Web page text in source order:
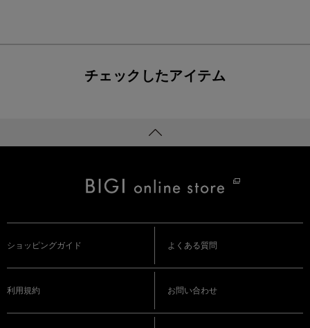
チェックしたアイテム
ショッピングガイド よくある質問
利用規約 お問い合わせ